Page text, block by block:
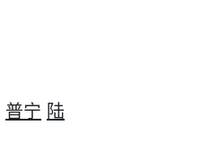
普宁 陆